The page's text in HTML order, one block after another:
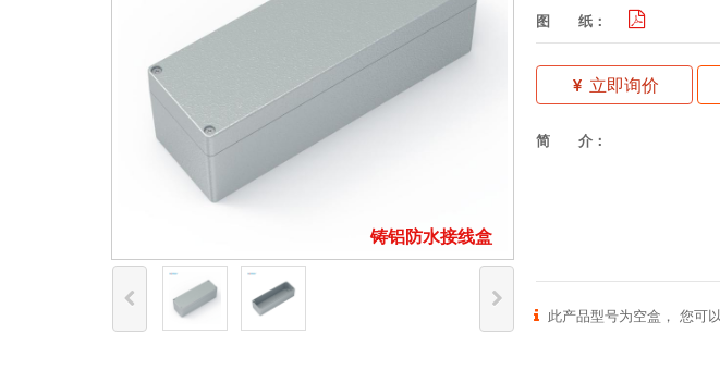
铸铝防水接线盒
此产品型号为空盒， 您可
图 纸：
立即询价
简 介：